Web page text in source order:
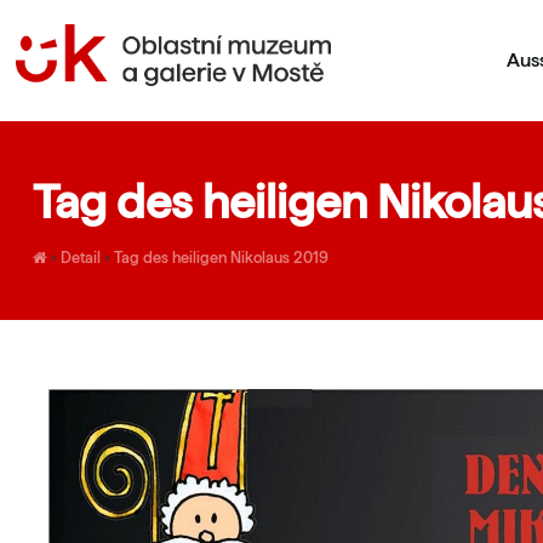
Tag des heiligen
› Detail › Tag des heiligen Nikolaus 2019